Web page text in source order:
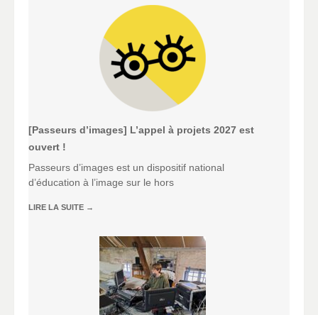
[Passeurs d’images] L’appel à projets 2027 est
ouvert !
Passeurs d’images est un dispositif national
d’éducation à l’image sur le hors
LIRE LA SUITE →